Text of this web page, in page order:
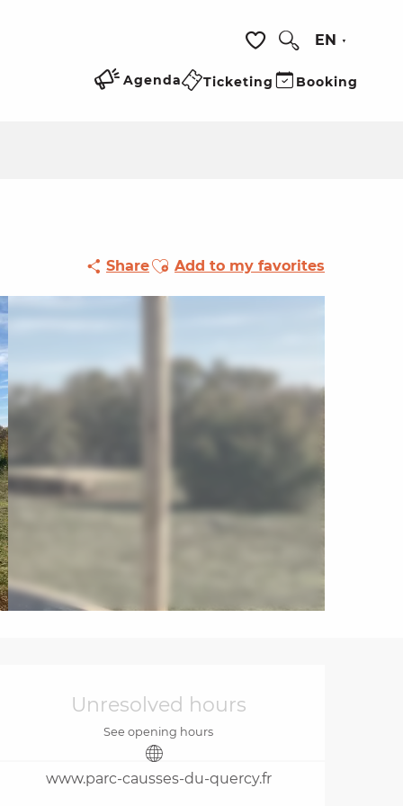
Voir les favoris
EN
Agenda Ticketing Booking
ShareAjouter aux favoris
Add to my favorites
hours &
Unresolved hours
See opening hours
www.parc-causses-du-quercy.fr